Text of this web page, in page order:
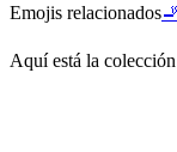
Emojis relacionados🚬
Aquí está la